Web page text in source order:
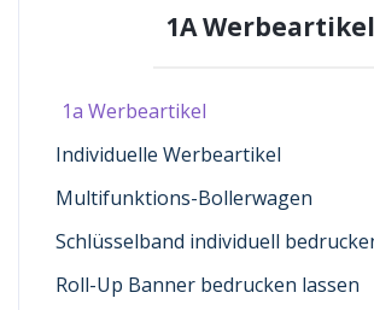
1A Werbeartikel
1a Werbeartikel
Individuelle Werbeartikel
Multifunktions-Bollerwagen
Schlüsselband individuell
Roll-Up Banner bedrucken lassen